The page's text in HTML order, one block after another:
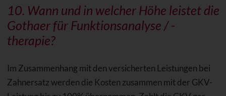
10. Wann und in welcher Höhe leistet die
Gothaer für Funktionsanalyse / -
therapie?
Im Zusammenhang mit den versicherten Leistungen bei
Zahnersatz werden die Kosten zusammen mit der GKV-